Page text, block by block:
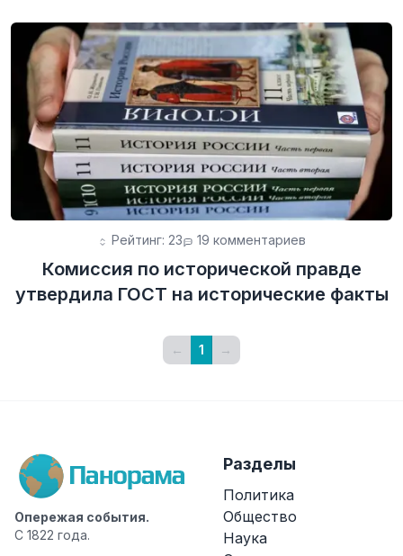
Рейтинг: 23 19 комментариев
Комиссия по исторической правде
утвердила ГОСТ на исторические факты
← 1 →
Опережая события.
С 1822 года.
Разделы
Политика
Общество
Наука